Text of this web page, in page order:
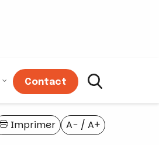
Contact
A− / A+
Imprimer